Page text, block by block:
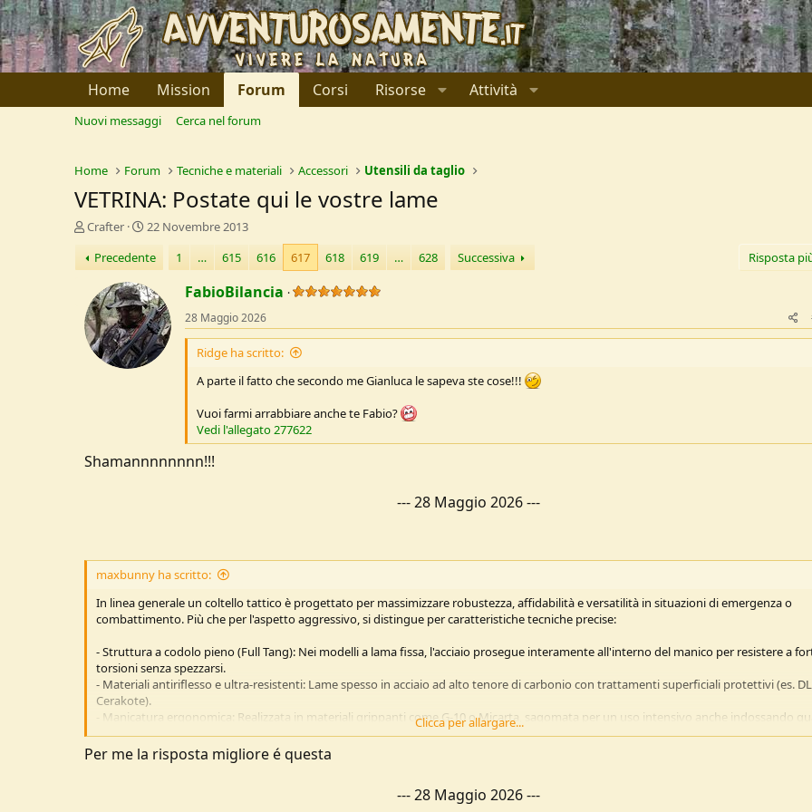
Home Mission Forum Corsi Risorse Attività
Nuovi messaggi Cerca nel forum
Home Forum Tecniche e materiali Accessori Utensili da taglio
VETRINA: Postate qui le vostre lame
C
e
a
o
r
e
D
s
i
Crafter
D
t
a
d
i
I
n
i
22 Novembre 2013
Precedente
1 … 615 616 617 618 619 … 628 Successiva Risposta
FabioBilancia
28 Maggio 2026
Ridge ha scritto:
A parte il fatto che secondo me Gianluca le sapeva ste cose!!!
Vuoi farmi arrabbiare anche te Fabio?
Vedi l'allegato 277622
Shamannnnnnnn!!!
---28 Maggio 2026---
maxbunny ha scritto:
In linea generale un coltello tattico è progettato per massimizzare robustezza, affidabilità e versatilità in situazioni di emergenza o
combattimento. Più che per l'aspetto aggressivo, si distingue per caratteristiche tecniche precise:
- Struttura a codolo pieno (Full Tang): Nei modelli a lama fissa, l'acciaio prosegue interamente all'interno del manico per resistere a
torsioni senza spezzarsi.
- Materiali antiriflesso e ultra-resistenti: Lame spesso in acciaio ad alto tenore di carbonio con trattamenti superficiali protettivi (es.
Cerakote).
- Manicatura ergonomica: Realizzata in materiali grippanti come G-10 o Micarta, sagomata per un uso intensivo anche indossando
tattici.
- Bloccaggio sicuro: Nei modelli pieghevoli, adotta sistemi di chiusura solidi e affidabili (ad esempio il Tri-Ad Lock ).
- Geometria versatile: Spessori notevoli (4-6 mm) e punte rinforzate (es. Tanto, Drop Point) per perforare o fare leva senza danneggiarsi.
Ad un appassionato di lame non serve la parola "tattico" per comprare
Clicca per allargare...
Per me la risposta migliore é questa
---28 Maggio 2026---